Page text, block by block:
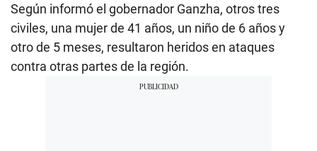
Según informó el gobernador Ganzha, otros tres
civiles, una mujer de 41 años, un niño de 6 años y
otro de 5 meses, resultaron heridos en ataques
contra otras partes de la región.